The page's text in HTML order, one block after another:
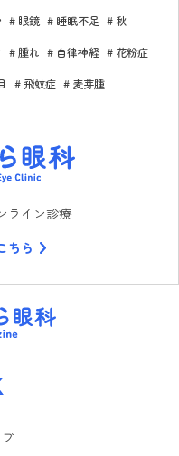
眼鏡 睡眠不足 秋
腫れ 自律神経 花粉症
飛蚊症 麦芽腫
てのひら眼科
ライン診療
ちら
てのひら眼科